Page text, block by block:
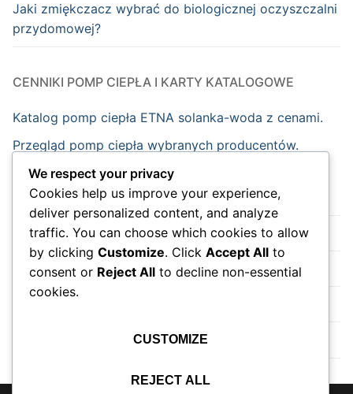
Jaki zmiękczacz wybrać do biologicznej oczyszczalni
przydomowej?
CENNIKI POMP CIEPŁA I KARTY KATALOGOWE
Katalog pomp ciepła ETNA solanka-woda z cenami.
Przegląd pomp ciepła wybranych producentów.
Strona główna
Nowości
Wydarzenia
Instalacja pompy ciepła
We respect your privacy
Cookies help us improve your experience,
deliver personalized content, and analyze
traffic. You can choose which cookies to allow
by clicking Customize. Click Accept All to
consent or Reject All to decline non-essential
cookies.
CUSTOMIZE
REJECT ALL